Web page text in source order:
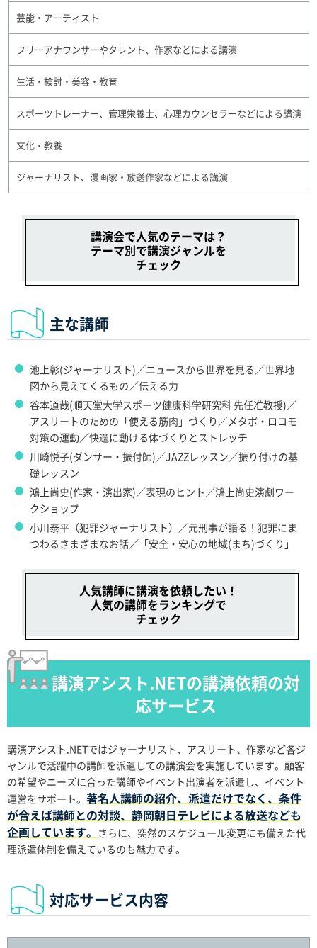
芸能・アーティスト
フリーアナウンサーやタレント、作家などによる講演
生活・検討・美容・教育
スポーツトレーナー、管理栄養士、心理カウンセラーなどによる講演
文化・教養
ジャーナリスト、漫画家・放送作家などによる講演
講演会で人気のテーマは？
テーマ別で講演ジャンルを
チェック
主な講師
池上彰(ジャーナリスト)／ニュースから世界を見る／世界地
図から見えてくるもの／伝える力
谷本道哉(順天堂大学スポーツ健康科学研究科 先任准教授)／
アスリートのための「使える筋肉」づくり／メタボ・ロコモ
対策の運動／快適に動ける体づくりとストレッチ
川崎悦子(ダンサー・振付師)／JAZZレッスン／振り付けの基
礎レッスン
鴻上尚史(作家・演出家)／表現のヒント／鴻上尚史演劇ワー
クショップ
小川泰平（犯罪ジャーナリスト）／元刑事が語る！犯罪にま
つわるさまざまなお話／「安全・安心の地域(まち)づくり」
人気講師に講演を依頼したい！
人気の講師をランキングで
チェック
講演アシスト.NETの講演依頼の対
応サービス
講演アシスト.NETではジャーナリスト、アスリート、作家など各ジ
ャンルで活躍中の講師を派遣しての講演会を実施しています。顧客
の希望やニーズに合った講師やイベント出演者を派遣し、イベント
運営をサポート。 著名人講師の紹介、派遣だけでなく、条件
が合えば講師との対談、静岡朝日テレビによる放送なども
企画しています。 さらに、突然のスケジュール変更にも備えた代
理派遣体制を備えているのも魅力です。
対応サービス内容